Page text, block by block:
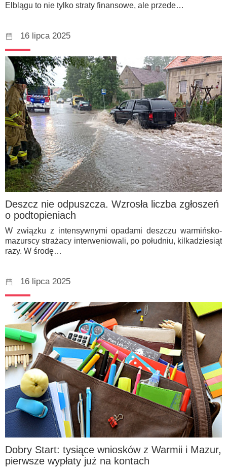
Elblągu to nie tylko straty finansowe, ale przede…
16 lipca 2025
Deszcz nie odpuszcza. Wzrosła liczba zgłoszeń
o podtopieniach
W związku z intensywnymi opadami deszczu warmińsko-
mazurscy strażacy interweniowali, po południu, kilkadziesiąt
razy. W środę…
16 lipca 2025
Dobry Start: tysiące wniosków z Warmii i Mazur,
pierwsze wypłaty już na kontach